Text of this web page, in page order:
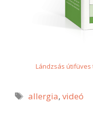
Lándzsás útifüves
Címkék
allergia,videó